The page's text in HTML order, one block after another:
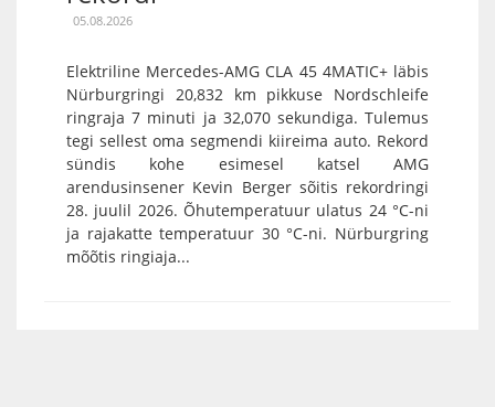
05.08.2026
Elektriline Mercedes-AMG CLA 45 4MATIC+ läbis
Nürburgringi 20,832 km pikkuse Nordschleife
ringraja 7 minuti ja 32,070 sekundiga. Tulemus
tegi sellest oma segmendi kiireima auto. Rekord
sündis kohe esimesel katsel AMG
arendusinsener Kevin Berger sõitis rekordringi
28. juulil 2026. Õhutemperatuur ulatus 24 °C-ni
ja rajakatte temperatuur 30 °C-ni. Nürburgring
mõõtis ringiaja...